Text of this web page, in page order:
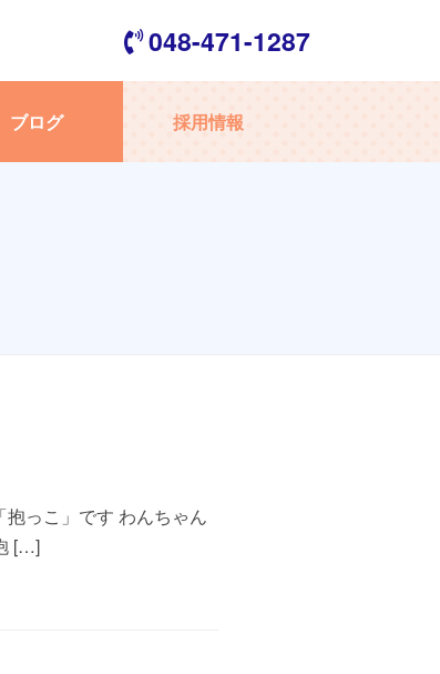
048-471-1287
ブログ 採用情報
っこ」です わんちゃん
[…]